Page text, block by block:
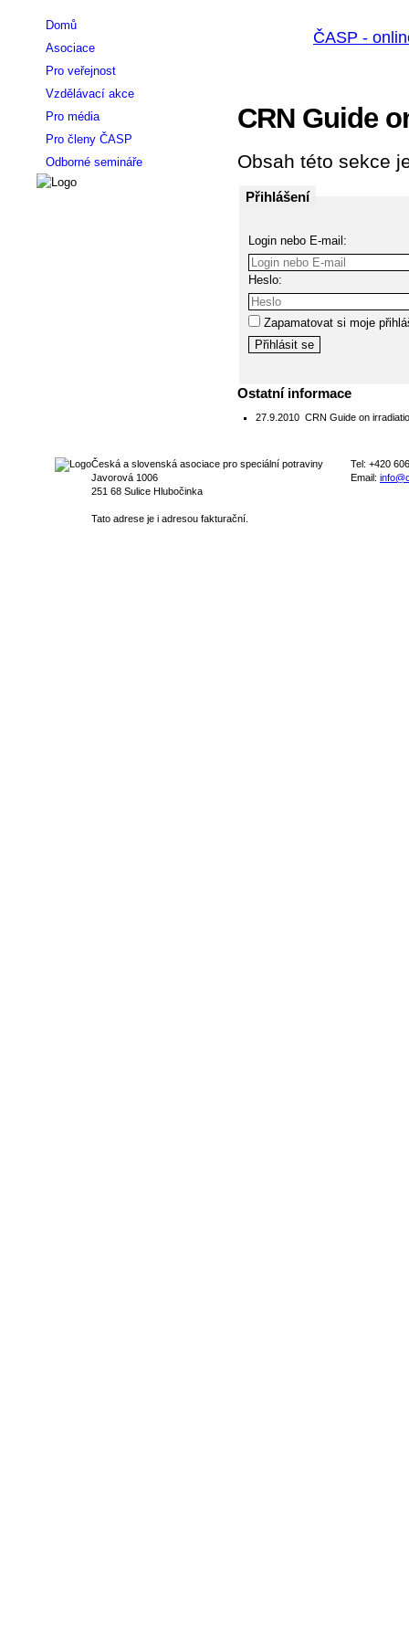
CRN Guide
Obsah této sekce
Přihlášení
Login nebo E-mail:
Heslo:
Zapamatovat si moje
Ostatní informace
27.9.2010 CRN Guide on
Domů
Asociace
Pro veřejnost
Vzdělávací akce
Pro média
Pro členy ČASP
Odborné semináře
Česká a slovenská asociace pro speciální potraviny
Javorová 1006
251 68 Sulice Hlubočinka
Tato adrese je i adresou fakturační.
Tel: +420
Email: